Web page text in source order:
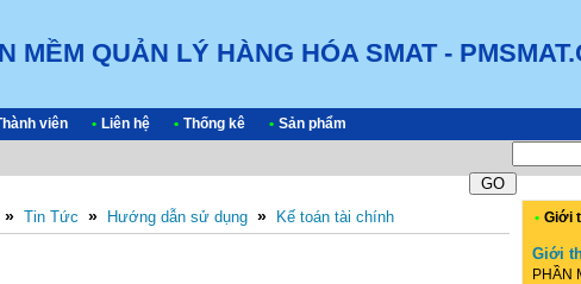
MỀM QUẢN LÝ HÀNG HÓA SMAT -
viên • Liên hệ • Thống kê • Sản phẩm
» Tin Tức » Hướng dẫn sử dụng » Kế toán tài chính • Giới
Giới
PHẦN